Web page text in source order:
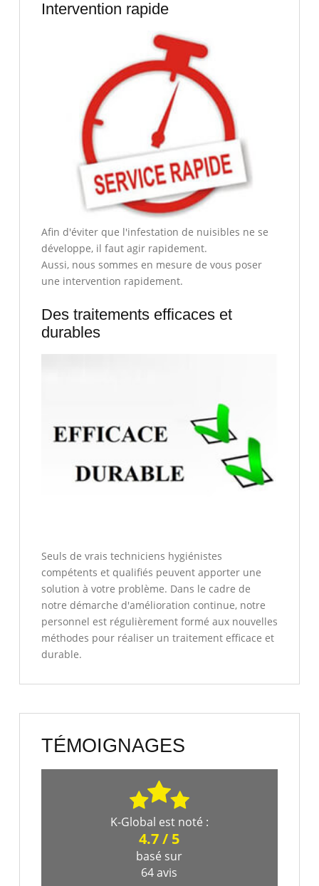
Intervention rapide
Afin d'éviter que l'infestation de nuisibles ne se
développe, il faut agir rapidement.
Aussi, nous sommes en mesure de vous poser
une intervention rapidement.
Des traitements efficaces et
durables
Seuls de vrais techniciens hygiénistes
compétents et qualifiés peuvent apporter une
solution à votre problème. Dans le cadre de
notre démarche d'amélioration continue, notre
personnel est régulièrement formé aux nouvelles
méthodes pour réaliser un traitement efficace et
durable.
TÉMOIGNAGES
K-Global est noté :
4.7/ 5
basé sur
64avis